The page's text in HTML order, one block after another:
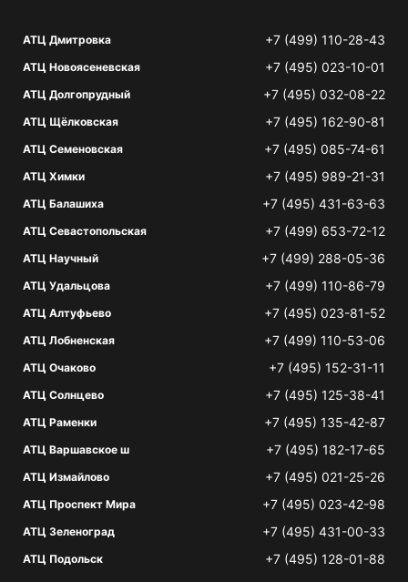
АТЦ Дмитровка +7 (499) 110-28-43
АТЦ Новоясеневская +7 (495) 023-10-01
АТЦ Долгопрудный +7 (495) 032-08-22
АТЦ Щёлковская +7 (495) 162-90-81
АТЦ Семеновская +7 (495) 085-74-61
АТЦ Химки +7 (495) 989-21-31
АТЦ Балашиха +7 (495) 431-63-63
АТЦ Севастопольская +7 (499) 653-72-12
АТЦ Научный +7 (499) 288-05-36
АТЦ Удальцова +7 (499) 110-86-79
АТЦ Алтуфьево +7 (495) 023-81-52
АТЦ Лобненская +7 (499) 110-53-06
АТЦ Очаково +7 (495) 152-31-11
АТЦ Солнцево +7 (495) 125-38-41
АТЦ Раменки +7 (495) 135-42-87
АТЦ Варшавское ш +7 (495) 182-17-65
АТЦ Измайлово +7 (495) 021-25-26
АТЦ Проспект Мира +7 (495) 023-42-98
АТЦ Зеленоград +7 (495) 431-00-33
АТЦ Подольск +7 (495) 128-01-88